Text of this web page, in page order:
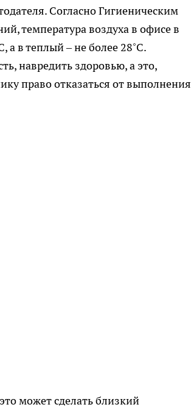
Согласно Гигиеническим
температура воздуха в офисе в
а в теплый – не более 28˚С.
навредить здоровью, а это,
право отказаться от выполнения
может сделать близкий